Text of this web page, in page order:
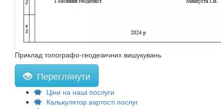
Приклад топографо-геодезичних вишукувань
Переглянути
Ціни на наші послуги
Калькулятор вартості послуг